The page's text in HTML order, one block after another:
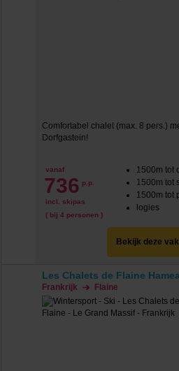
Comfortabel chalet (max. 8 pers.)
Dorfgastein!
vanaf
736 p.p.
incl. skipas
( bij 4 personen )
1500m tot
1500m tot
1500m tot
logies
Bekijk deze
Les Chalets de Flaine
Frankrijk Flaine